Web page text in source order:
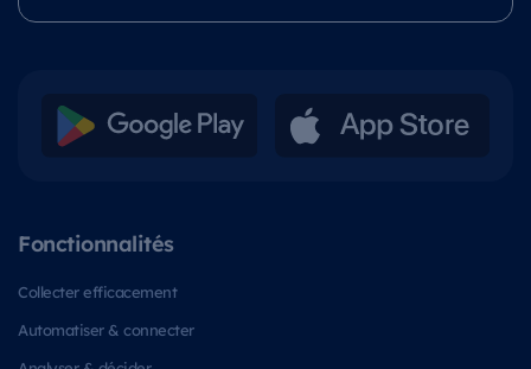
Fonctionnalités
Collecter efficacement
Automatiser & connecter